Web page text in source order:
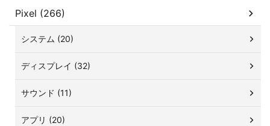
Pixel (266)
システム (20)
ディスプレイ (32)
サウンド (11)
アプリ (20)